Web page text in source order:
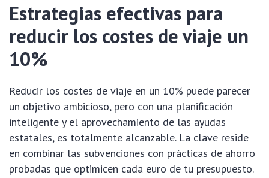
Estrategias efectivas para
reducir los costes de viaje un
10%
Reducir los costes de viaje en un 10% puede parecer
un objetivo ambicioso, pero con una planificación
inteligente y el aprovechamiento de las ayudas
estatales, es totalmente alcanzable. La clave reside
en combinar las subvenciones con prácticas de ahorro
probadas que optimicen cada euro de tu presupuesto.